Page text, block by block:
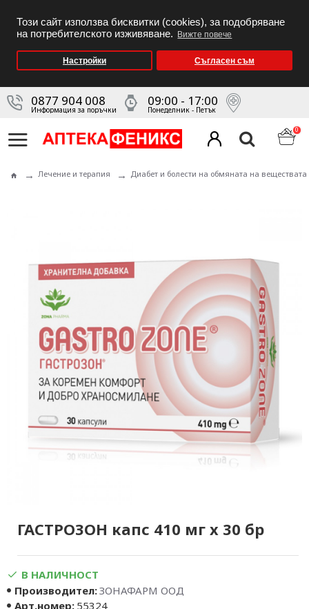
Този сайт използва бисквитки (cookies), за подобряване
на потребителското изживяване.
Вижте повече
Настройки Съгласен съм
0877 904 008
Информация за поръчки
09:00 - 17:00
Понеделник - Петък
0
Лечение и терапия Диабет и болести на обмяната на веществата
ГАСТРОЗОН капс 410 мг х 30 бр
В НАЛИЧНОСТ
Производител:ЗОНАФАРМ ООД
Арт.номер: 55324